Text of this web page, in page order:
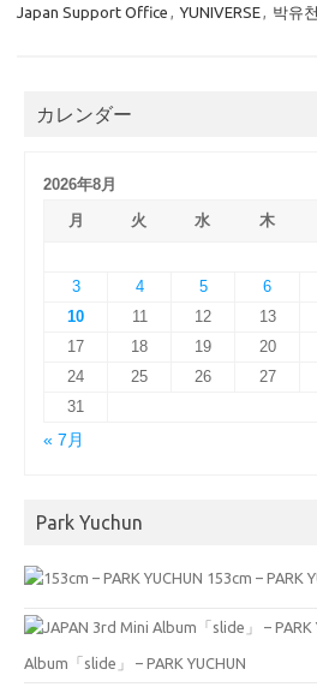
Japan Support Office , YUNIVERSE, 박유천
カレンダー
2026年8月
月
火 水 木
3
4 5 6
10
11 12 13
17
18 19 20
24
25 26 27
31
« 7月
Park Yuchun
153cm – PARK
Album「slide」 – PARK YUCHUN